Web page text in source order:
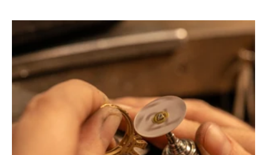
Montbrison, Lyon, Paris